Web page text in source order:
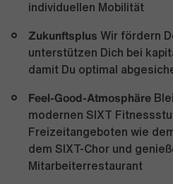
individuellen Mobilität
Zukunftsplus Wir fördern
unterstützen Dich bei
damit Du optimal
Feel-Good-Atmosphäre
modernen SIXT
Freizeitangeboten wie
dem SIXT-Chor und
Mitarbeiterrestaurant